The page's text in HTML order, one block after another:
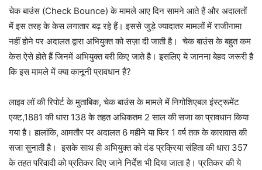
चेक बाउंस (Check Bounce) के मामले आए दिन सामने आते हैं और अदालतों
में इस तरह के केस लगातार बढ़ रहे हैं। इससे जुड़े ज्यादातर मामलों में राजीनामा
नहीं होने पर अदालत द्वारा अभियुक्त को सज़ा दी जाती है। चेक बाउंस के बहुत कम
केस ऐसे होते हैं जिनमें अभियुक्त बरी किए जाते है। इसलिए ये जानना बेहद जरूरी है
कि इस मामले में क्या कानूनी प्रावधान हैं?
लाइव लॉ की रिपोर्ट के मुताबिक, चेक बाउंस के मामले में निगोशिएबल इंस्ट्रूमेंट
एक्ट,1881 की धारा 138 के तहत अधिकतम 2 साल की सजा का प्रावधान किया
गया है। हालांकि, आमतौर पर अदालत 6 महीने या फिर 1 वर्ष तक के कारावास की
सजा सुनाती है। इसके साथ ही अभियुक्त को दंड प्रक्रिया संहिता की धारा 357
के तहत परिवादी को प्रतिकर दिए जाने निर्देश भी दिया जाता है। प्रतिकर की ये